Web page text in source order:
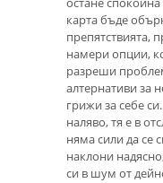
карта бъде
препятствията,
намери опции,
разреши
алтернативи за
грижи за себе
наляво, тя е в
няма сили да се
наклони
си в шум от